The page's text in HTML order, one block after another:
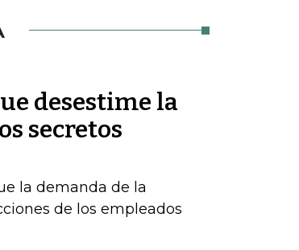
desestime la
secretos
la demanda de la
de los empleados